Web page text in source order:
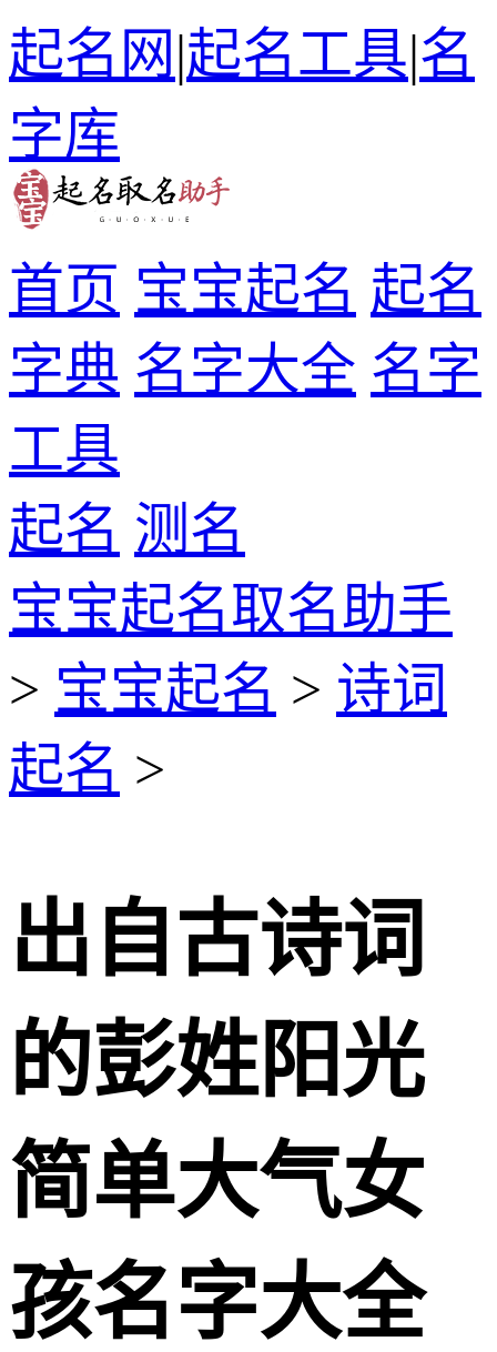
起名网|起名工具|名
字库
首页 宝宝起名 起名
字典 名字大全 名字
工具
起名 测名
宝宝起名取名助手
> 宝宝起名 > 诗词
起名 >
出自古诗词
的彭姓阳光
简单大气女
孩名字大全